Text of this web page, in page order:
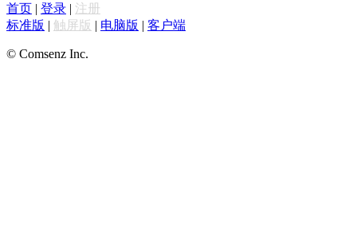
首页 | 登录 | 注册
标准版 | 触屏版 | 电脑版 | 客户端
© Comsenz Inc.